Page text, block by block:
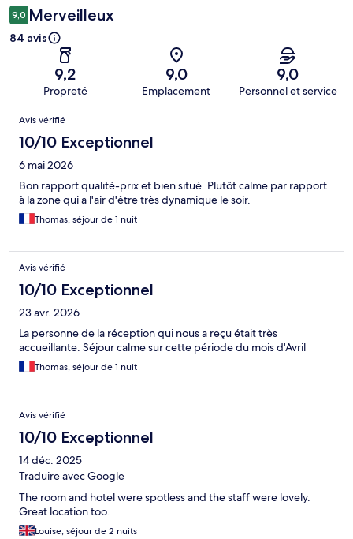
9,0 Merveilleux
84 avis
9,2
Propreté
9,0
Emplacement
9,0
Personnel et service
Avis
Avis vérifié
10/10 Exceptionnel
6 mai 2026
Bon rapport qualité-prix et bien situé. Plutôt calme par rapport
à la zone qui a l'air d'être très dynamique le soir.
Thomas, séjour de 1 nuit
Avis vérifié
10/10 Exceptionnel
23 avr. 2026
La personne de la réception qui nous a reçu était très
accueillante. Séjour calme sur cette période du mois d'Avril
Thomas, séjour de 1 nuit
Avis vérifié
10/10 Exceptionnel
14 déc. 2025
Traduire avec Google
The room and hotel were spotless and the staff were lovely.
Great location too.
Louise, séjour de 2 nuits